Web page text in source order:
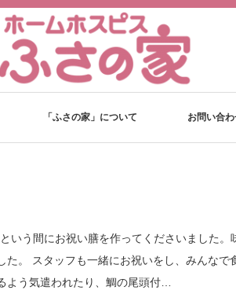
「ふさの家」について お問い合
いう間にお祝い膳を作ってくださいました。
。 スタッフも一緒にお祝いをし、みんなで
よう気遣われたり、鯛の尾頭付…